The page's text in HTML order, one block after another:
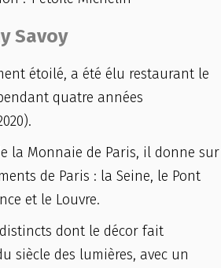
Savoy
étoilé, a été élu restaurant le
quatre années
la Monnaie de Paris, il donne sur
de Paris : la Seine, le Pont
et le Louvre.
dont le décor fait
siècle des lumières, avec un